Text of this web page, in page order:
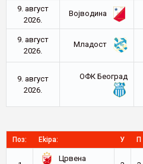
9. август
2026.
Војводина
9. август
2026.
Младост
9. август
2026.
ОФК Београд
Поз: Ekipa: У П
Црвена